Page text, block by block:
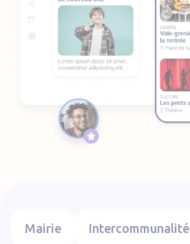
Mairie Intercommunalité